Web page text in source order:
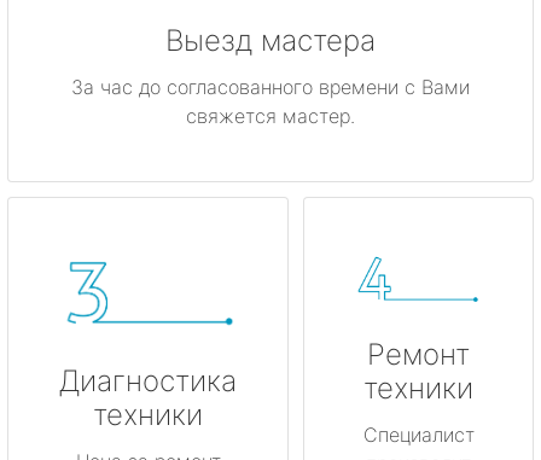
Выезд мастера
За час до согласованного времени с Вами
свяжется мастер.
Диагностика
техники
Ремонт
техники
Специалист